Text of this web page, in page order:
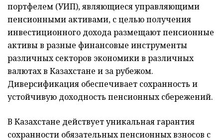
портфелем (УИП), являющиеся управляющими
пенсионными активами, с целью получения
инвестиционного дохода размещают пенсионные
активы в разные финансовые инструменты
различных секторов экономики в различных
валютах в Казахстане и за рубежом.
Диверсификация обеспечивает сохранность и
устойчивую доходность пенсионных сбережений.
В Казахстане действует уникальная гарантия
сохранности обязательных пенсионных взносов с